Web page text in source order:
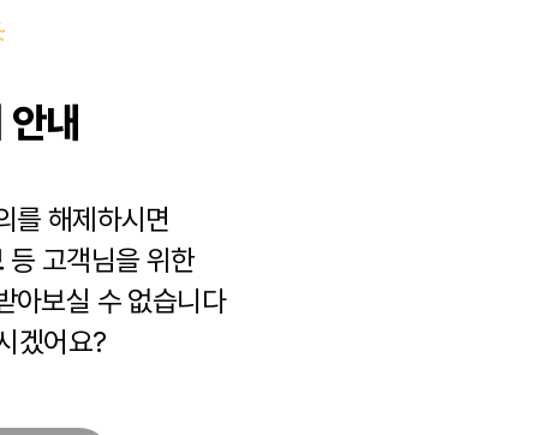
내
를 해제하시면
등 고객님을 위한
아보실 수 없습니다
겠어요?